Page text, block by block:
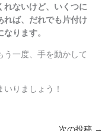
ないけど、いくつに
れば、だれでも片付け
ります。
一度、手を動かして
りましょう！